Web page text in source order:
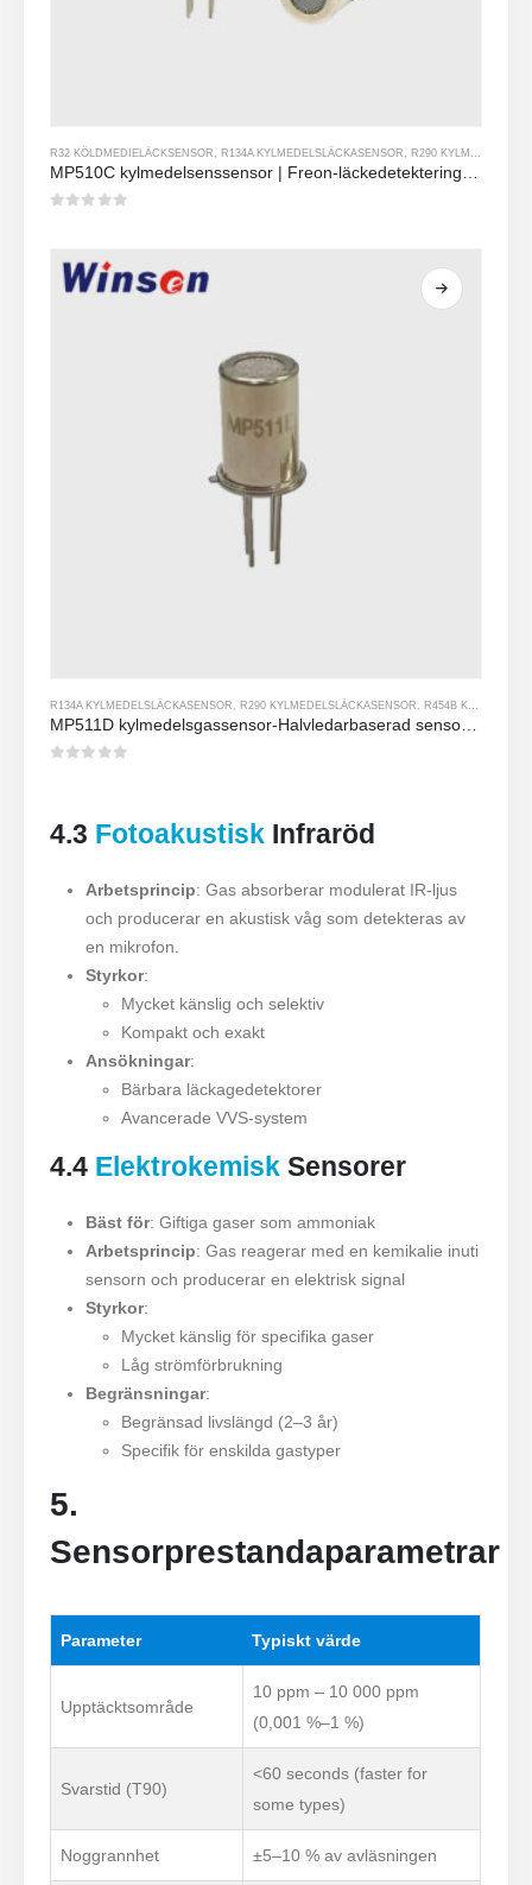
R32 KÖLDMEDIELÄCKSENSOR R134A KYLMEDELSLÄCKASENSOR R290 KYLMEDELSLÄCKASENSOR
R134A KYLMEDELSLÄCKASENSOR R290 KYLMEDELSLÄCKASENSOR R454B KYLMEDELSLÄCKASENSOR
4.3 Fotoakustisk Infraröd
Arbetsprincip: Gas absorberar modulerat IR-ljus
och producerar en akustisk våg som detekteras av
en mikrofon.
Styrkor:
Mycket känslig och selektiv
Kompakt och exakt
Ansökningar:
Bärbara läckagedetektorer
Avancerade VVS-system
4.4 Elektrokemisk Sensorer
Bäst för: Giftiga gaser som ammoniak
Arbetsprincip: Gas reagerar med en kemikalie inuti
sensorn och producerar en elektrisk signal
Styrkor:
Mycket känslig för specifika gaser
Låg strömförbrukning
Begränsningar:
Begränsad livslängd (2–3 år)
Specifik för enskilda gastyper
5.
Sensorprestandaparametrar
Parameter Typiskt värde
Upptäcktsområde
10 ppm – 10 000 ppm
(0,001 %–1 %)
Svarstid (T90)
<60 seconds (faster for
some types)
Noggrannhet ±5–10 % av avläsningen